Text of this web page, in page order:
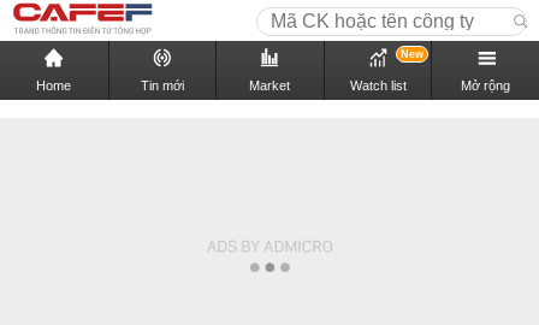
Home Tin mới Market Watch list
New
Mở rộng